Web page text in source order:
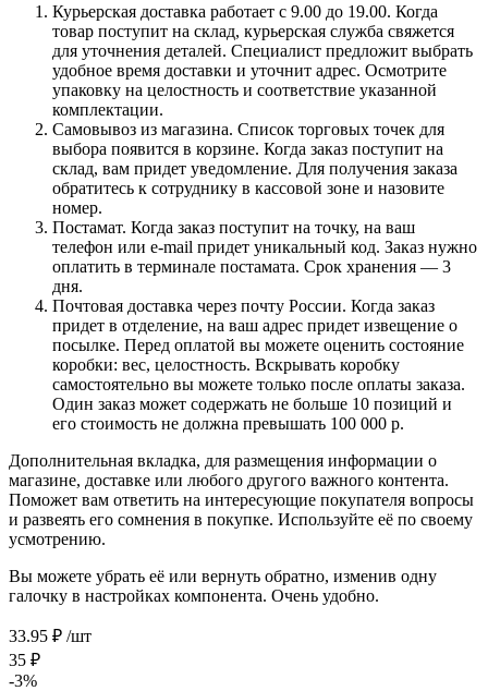
Курьерская доставка работает с 9.00 до 19.00. Когда
товар поступит на склад, курьерская служба свяжется
для уточнения деталей. Специалист предложит выбрать
удобное время доставки и уточнит адрес. Осмотрите
упаковку на целостность и соответствие указанной
комплектации.
Самовывоз из магазина. Список торговых точек для
выбора появится в корзине. Когда заказ поступит на
склад, вам придет уведомление. Для получения заказа
обратитесь к сотруднику в кассовой зоне и назовите
номер.
Постамат. Когда заказ поступит на точку, на ваш
телефон или e-mail придет уникальный код. Заказ нужно
оплатить в терминале постамата. Срок хранения — 3
дня.
Почтовая доставка через почту России. Когда заказ
придет в отделение, на ваш адрес придет извещение о
посылке. Перед оплатой вы можете оценить состояние
коробки: вес, целостность. Вскрывать коробку
самостоятельно вы можете только после оплаты заказа.
Один заказ может содержать не больше 10 позиций и
его стоимость не должна превышать 100 000 р.
Дополнительная вкладка, для размещения информации о
магазине, доставке или любого другого важного контента.
Поможет вам ответить на интересующие покупателя вопросы
и развеять его сомнения в покупке. Используйте её по своему
усмотрению.
Вы можете убрать её или вернуть обратно, изменив одну
галочку в настройках компонента. Очень удобно.
33.95 ₽ /шт
35 ₽
-3%